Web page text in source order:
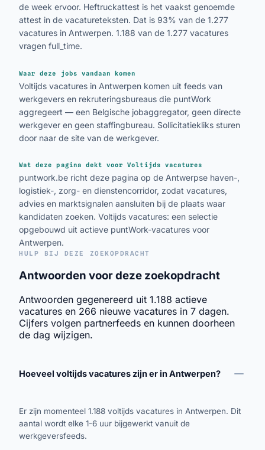
de week ervoor. Heftruckattest is het vaakst genoemde
attest in de vacatureteksten. Dat is 93% van de 1.277
vacatures in Antwerpen. 1.188 van de 1.277 vacatures
vragen full_time.
Waar deze jobs vandaan komen
Voltijds vacatures in Antwerpen komen uit feeds van
werkgevers en rekruteringsbureaus die puntWork
aggregeert — een Belgische jobaggregator, geen directe
werkgever en geen staffingbureau. Sollicitatiekliks sturen
door naar de site van de werkgever.
Wat deze pagina dekt voor Voltijds vacatures
puntwork.be richt deze pagina op de Antwerpse haven-,
logistiek-, zorg- en dienstencorridor, zodat vacatures,
advies en marktsignalen aansluiten bij de plaats waar
kandidaten zoeken. Voltijds vacatures: een selectie
opgebouwd uit actieve puntWork-vacatures voor
Antwerpen.
HULP BIJ DEZE ZOEKOPDRACHT
Antwoorden voor deze zoekopdracht
Antwoorden gegenereerd uit 1.188 actieve
vacatures en 266 nieuwe vacatures in 7 dagen.
Cijfers volgen partnerfeeds en kunnen doorheen
de dag wijzigen.
Hoeveel voltijds vacatures zijn er in Antwerpen?
Er zijn momenteel 1.188 voltijds vacatures in Antwerpen. Dit
aantal wordt elke 1-6 uur bijgewerkt vanuit de
werkgeversfeeds.